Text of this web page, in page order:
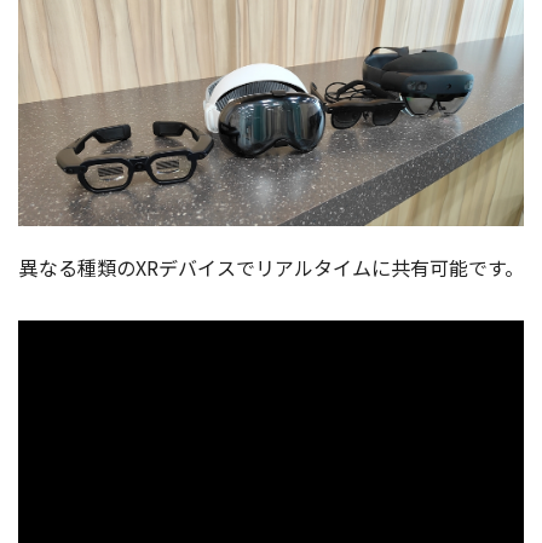
異なる種類のXRデバイスでリアルタイムに共有可能です。